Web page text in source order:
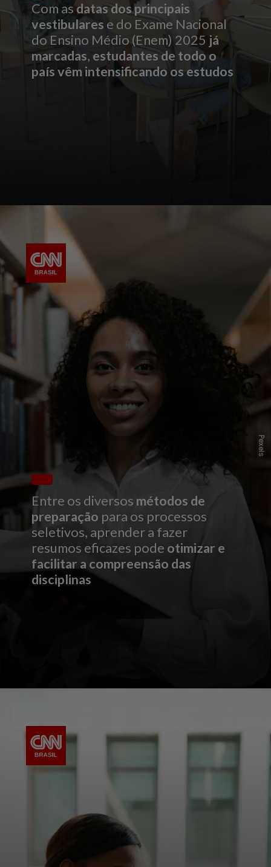
Com asdatas dos principais
vestibulares e do Exame Nacional
do Ensino Médio (Enem) 2025 já
marcadas, estudantes de todo o
país vêm intensificando os estudos
Entre os diversos métodos de
preparação para os processos
seletivos, aprender a fazer
resumos eficazes pode otimizar e
facilitar a compreensão das
disciplinas
P
e
x
l
s